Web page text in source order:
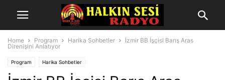
Home Program Harika Sohbetler
İzmir BB İşçisi Barış Aras
Direnişini Anlatıyor
Program Harika Sohbetler